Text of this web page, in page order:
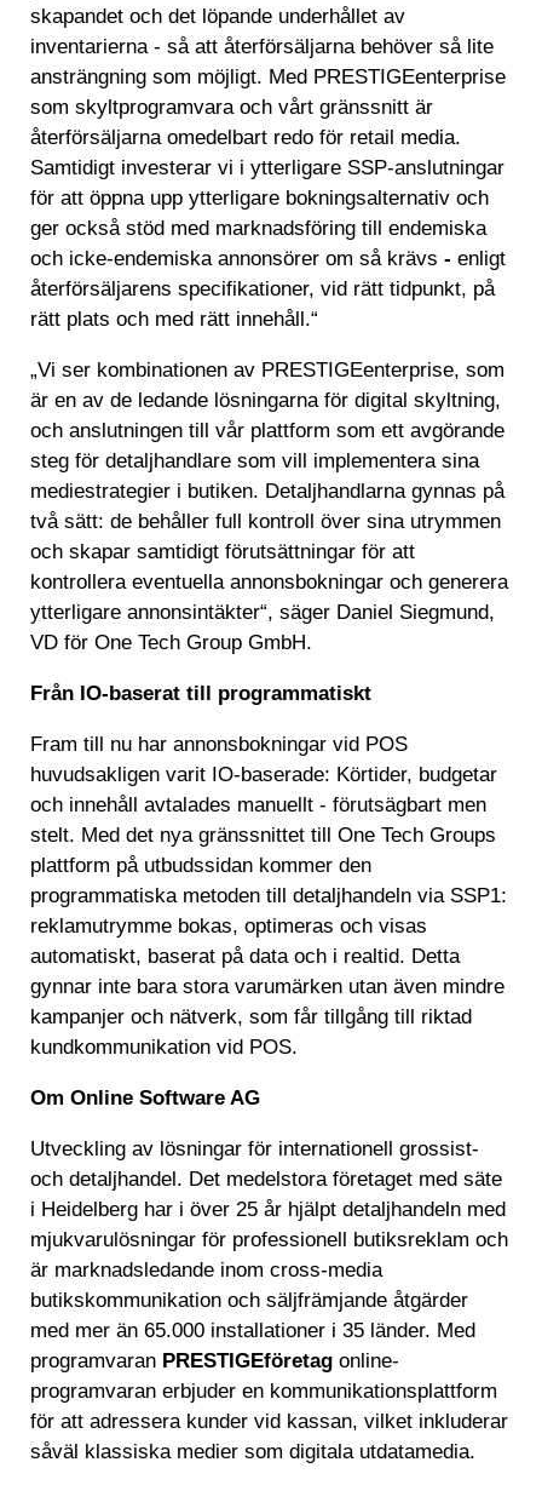
skapandet och det löpande underhållet av
inventarierna - så att återförsäljarna behöver så lite
ansträngning som möjligt. Med PRESTIGEenterprise
som skyltprogramvara och vårt gränssnitt är
återförsäljarna omedelbart redo för retail media.
Samtidigt investerar vi i ytterligare SSP-anslutningar
för att öppna upp ytterligare bokningsalternativ och
ger också stöd med marknadsföring till endemiska
och icke-endemiska annonsörer om så krävs - enligt
återförsäljarens specifikationer, vid rätt tidpunkt, på
rätt plats och med rätt innehåll.“
„Vi ser kombinationen av PRESTIGEenterprise, som
är en av de ledande lösningarna för digital skyltning,
och anslutningen till vår plattform som ett avgörande
steg för detaljhandlare som vill implementera sina
mediestrategier i butiken. Detaljhandlarna gynnas på
två sätt: de behåller full kontroll över sina utrymmen
och skapar samtidigt förutsättningar för att
kontrollera eventuella annonsbokningar och generera
ytterligare annonsintäkter“, säger Daniel Siegmund,
VD för One Tech Group GmbH.
Från IO-baserat till programmatiskt
Fram till nu har annonsbokningar vid POS
huvudsakligen varit IO-baserade: Körtider, budgetar
och innehåll avtalades manuellt - förutsägbart men
stelt. Med det nya gränssnittet till One Tech Groups
plattform på utbudssidan kommer den
programmatiska metoden till detaljhandeln via SSP1:
reklamutrymme bokas, optimeras och visas
automatiskt, baserat på data och i realtid. Detta
gynnar inte bara stora varumärken utan även mindre
kampanjer och nätverk, som får tillgång till riktad
kundkommunikation vid POS.
Om Online Software AG
Utveckling av lösningar för internationell grossist-
och detaljhandel. Det medelstora företaget med säte
i Heidelberg har i över 25 år hjälpt detaljhandeln med
mjukvarulösningar för professionell butiksreklam och
är marknadsledande inom cross-media
butikskommunikation och säljfrämjande åtgärder
med mer än 65.000 installationer i 35 länder. Med
programvaran PRESTIGEföretag online-
programvaran erbjuder en kommunikationsplattform
för att adressera kunder vid kassan, vilket inkluderar
såväl klassiska medier som digitala utdatamedia.